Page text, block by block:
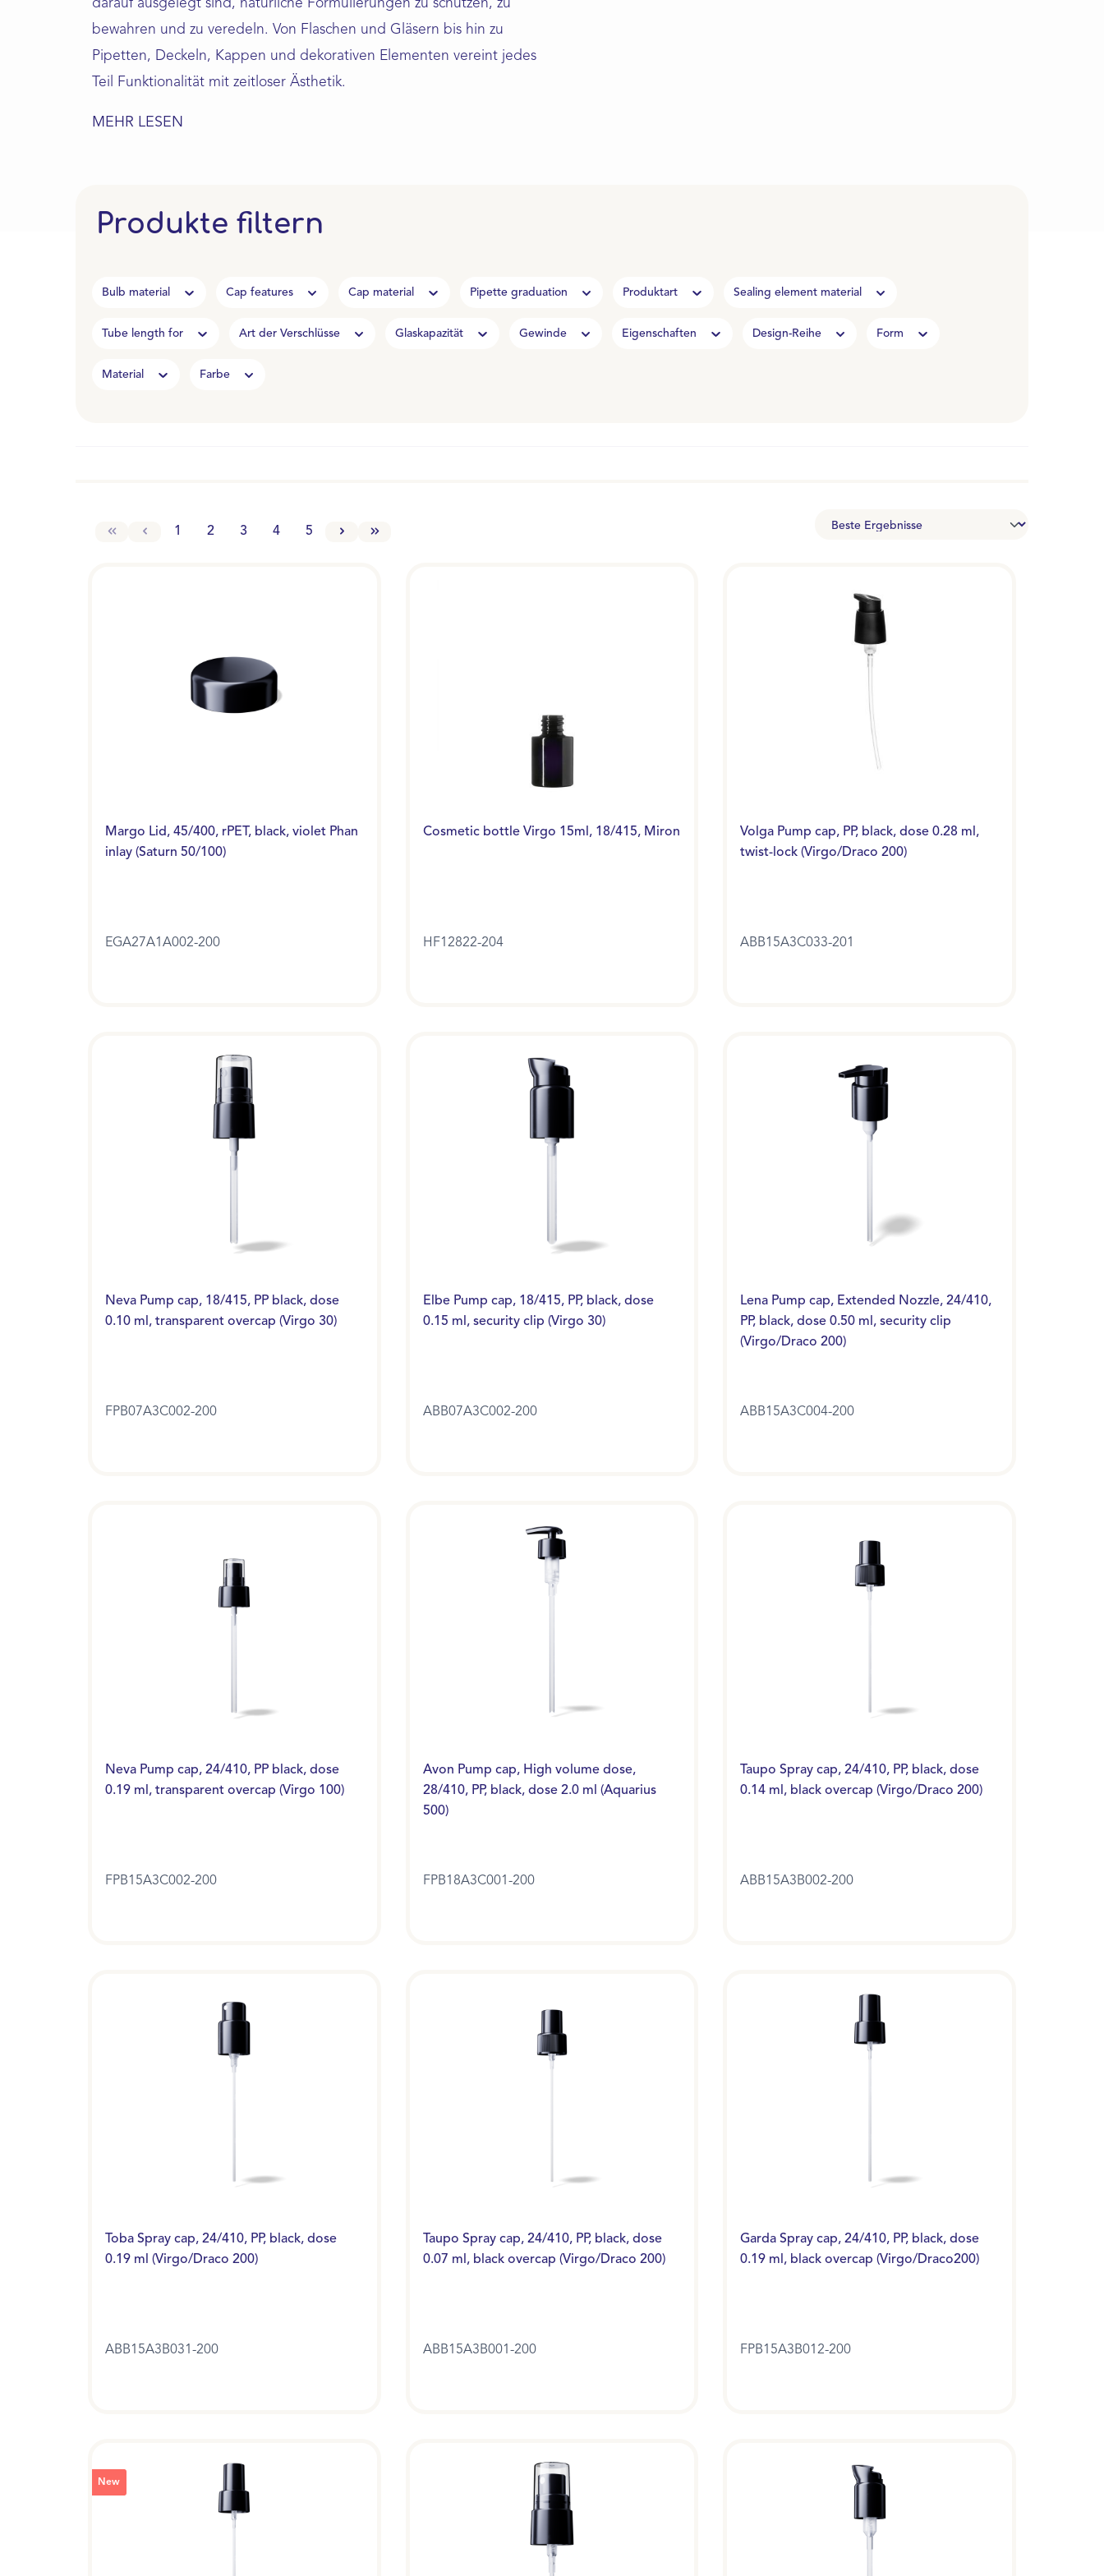
darauf ausgelegt sind, natürliche Formulierungen zu schützen, zu
bewahren und zu veredeln. Von Flaschen und Gläsern bis hin zu
Pipetten, Deckeln, Kappen und dekorativen Elementen vereint jedes
Teil Funktionalität mit zeitloser Ästhetik.
MEHR LESEN
Produkte filtern
Bulb material Cap features Cap material Pipette graduation Produktart Sealing element material
Tube length for Art der Verschlüsse Glaskapazität Gewinde Eigenschaften Design-Reihe Form
Material Farbe
1 2 3 4 5
Margo Lid, 45/400, rPET, black, violet Phan
inlay (Saturn 50/100)
EGA27A1A002-200
Cosmetic bottle Virgo 15ml, 18/415, Miron
HF12822-204
Volga Pump cap, PP, black, dose 0.28 ml,
twist-lock (Virgo/Draco 200)
ABB15A3C033-201
Neva Pump cap, 18/415, PP black, dose
0.10 ml, transparent overcap (Virgo 30)
FPB07A3C002-200
Elbe Pump cap, 18/415, PP, black, dose
0.15 ml, security clip (Virgo 30)
ABB07A3C002-200
Lena Pump cap, Extended Nozzle, 24/410,
PP, black, dose 0.50 ml, security clip
(Virgo/Draco 200)
ABB15A3C004-200
Neva Pump cap, 24/410, PP black, dose
0.19 ml, transparent overcap (Virgo 100)
FPB15A3C002-200
Avon Pump cap, High volume dose,
28/410, PP, black, dose 2.0 ml (Aquarius
500)
FPB18A3C001-200
Taupo Spray cap, 24/410, PP, black, dose
0.14 ml, black overcap (Virgo/Draco 200)
ABB15A3B002-200
Toba Spray cap, 24/410, PP, black, dose
0.19 ml (Virgo/Draco 200)
ABB15A3B031-200
Taupo Spray cap, 24/410, PP, black, dose
0.07 ml, black overcap (Virgo/Draco 200)
ABB15A3B001-200
Garda Spray cap, 24/410, PP, black, dose
0.19 ml, black overcap (Virgo/Draco200)
FPB15A3B012-200
New